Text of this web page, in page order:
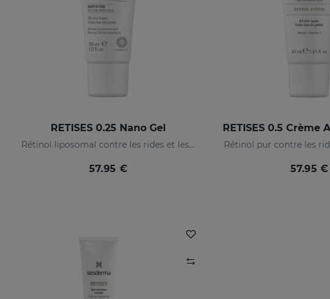
RETISES 0.25 Nano Gel
Rétinol liposomal contre les rides et les imperfections
57.95 €
Rétinol pur contre les
57.95 €